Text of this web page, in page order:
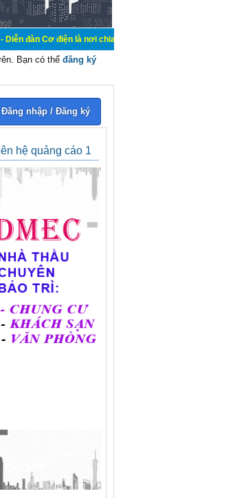
điện là nơi chia sẽ kiến thức kinh nghiệm trong lãnh
Bạn có thể đăng ký
Đăng nhập / Đăng ký
hệ quảng cáo 1